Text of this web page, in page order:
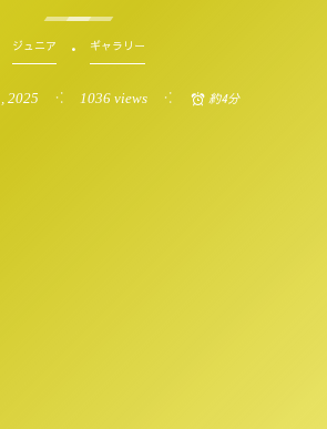
ジュニア ギャラリー
, 2025 1036 views 約4分